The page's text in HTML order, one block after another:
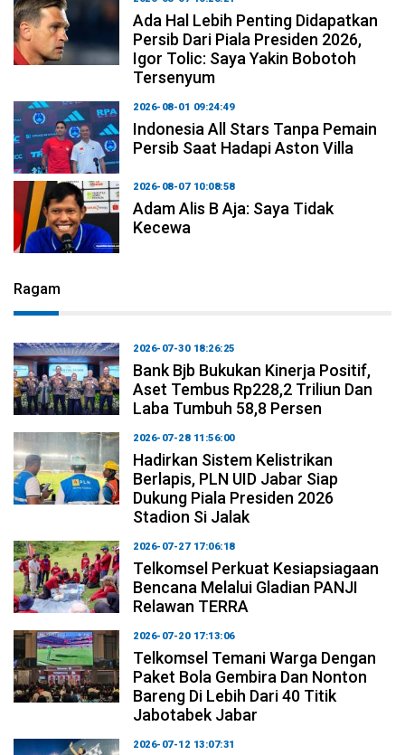
Ada Hal Lebih Penting Didapatkan
Persib Dari Piala Presiden 2026,
Igor Tolic: Saya Yakin Bobotoh
Tersenyum
2026-08-01 09:24:49
Indonesia All Stars Tanpa Pemain
Persib Saat Hadapi Aston Villa
2026-08-07 10:08:58
Adam Alis B Aja: Saya Tidak
Kecewa
Ragam
2026-07-30 18:26:25
Bank Bjb Bukukan Kinerja Positif,
Aset Tembus Rp228,2 Triliun Dan
Laba Tumbuh 58,8 Persen
2026-07-28 11:56:00
Hadirkan Sistem Kelistrikan
Berlapis, PLN UID Jabar Siap
Dukung Piala Presiden 2026
Stadion Si Jalak
2026-07-27 17:06:18
Telkomsel Perkuat Kesiapsiagaan
Bencana Melalui Gladian PANJI
Relawan TERRA
2026-07-20 17:13:06
Telkomsel Temani Warga Dengan
Paket Bola Gembira Dan Nonton
Bareng Di Lebih Dari 40 Titik
Jabotabek Jabar
2026-07-12 13:07:31